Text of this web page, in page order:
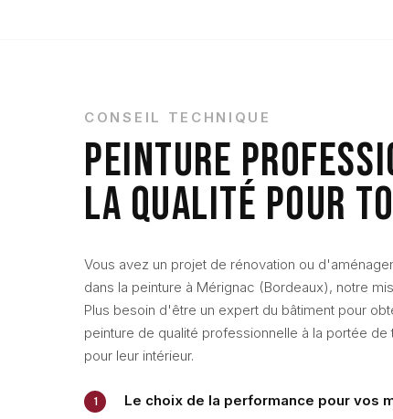
CONSEIL TECHNIQUE
PEINTURE
LA QUALITÉ POUR
Vous avez un projet de rénovation ou
dans la peinture à Mérignac (Bordeaux), notre
Plus besoin d'être un expert du bâtiment pour
peinture de qualité professionnelle à la portée
pour leur intérieur.
1
Le choix de la performance pour vos